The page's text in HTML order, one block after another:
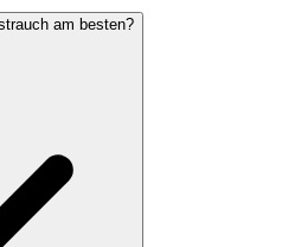
am besten?